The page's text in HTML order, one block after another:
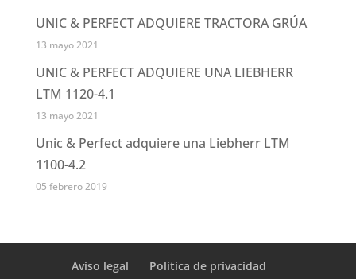
UNIC & PERFECT ADQUIERE TRACTORA GRÚA
13 mayo 2021
UNIC & PERFECT ADQUIERE UNA LIEBHERR
LTM 1120-4.1
13 mayo 2021
Unic & Perfect adquiere una Liebherr LTM
1100-4.2
05 febrero 2019
Aviso legal Política de privacidad